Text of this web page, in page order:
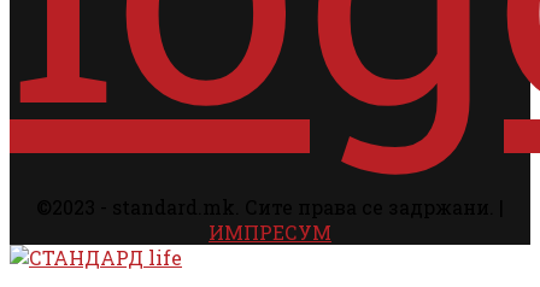
ИМПРЕСУМ
Facebook
Instagram
Email
Rss